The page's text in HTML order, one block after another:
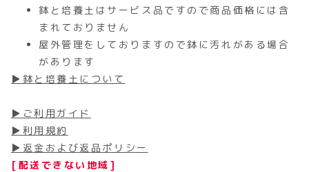
鉢と培養土はサービス品ですので商品価格には含
まれておりません
屋外管理をしておりますので鉢に汚れがある場合
があります
▶鉢と培養土について
▶ご利用ガイド
▶利用規約
▶返金および返品ポリシー
[配送できない地域]